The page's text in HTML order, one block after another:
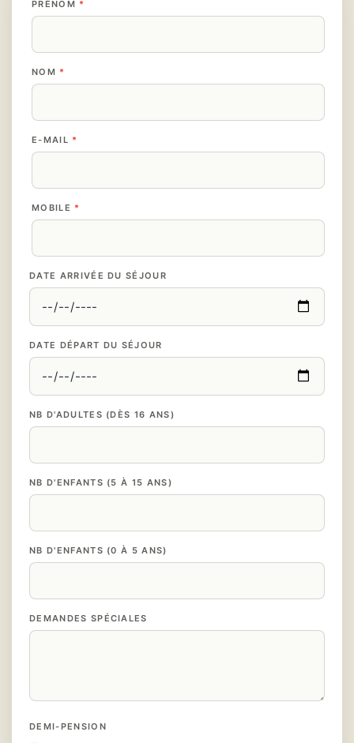
PRÉNOM
NOM
E-MAIL
MOBILE
DATE ARRIVÉE DU SÉJOUR
DATE DÉPART DU SÉJOUR
NB D'ADULTES (DÈS 16 ANS)
NB D'ENFANTS (5 À 15 ANS)
NB D'ENFANTS (0 À 5 ANS)
DEMANDES SPÉCIALES
DEMI-PENSION